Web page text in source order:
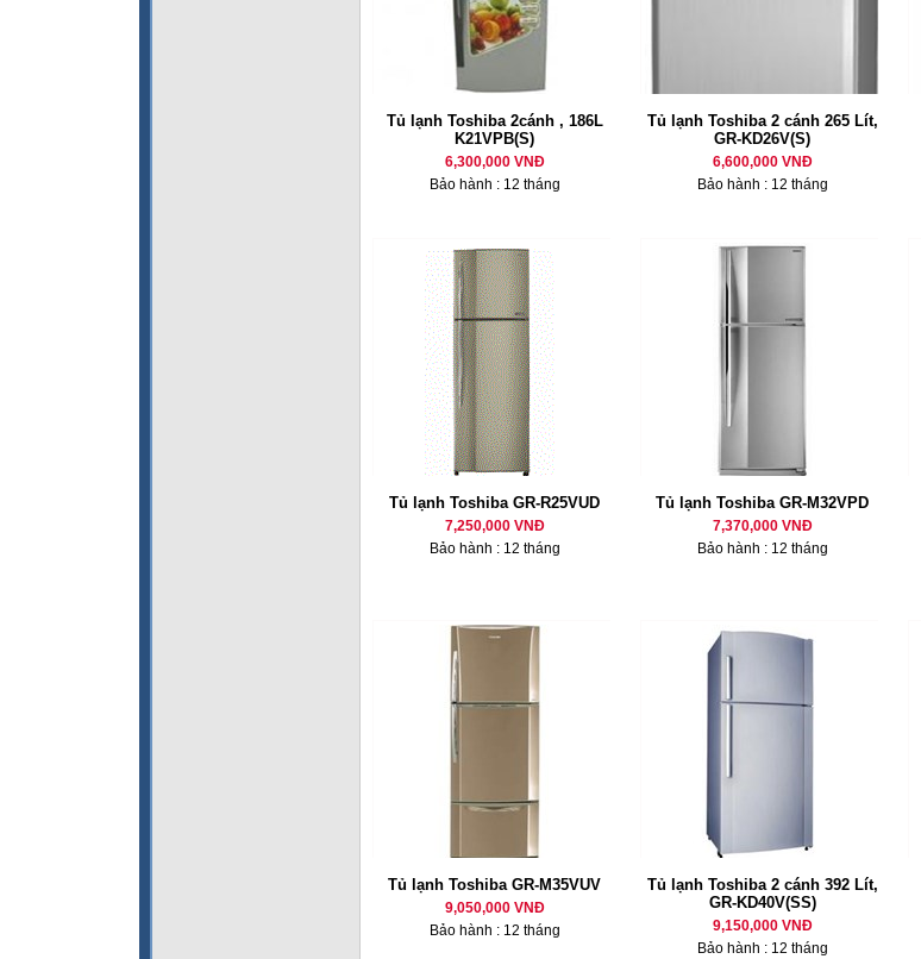
Tủ lạnh Toshiba 2cánh , 186L
K21VPB(S)
6,300,000 VNĐ
Bảo hành : 12 tháng
Tủ lạnh Toshiba 2 cánh 265 Lít,
GR-KD26V(S)
6,600,000 VNĐ
Bảo hành : 12 tháng
Tủ lạnh Toshiba GR-R25VUD
7,250,000 VNĐ
Bảo hành : 12 tháng
Tủ lạnh Toshiba GR-M32VPD
7,370,000 VNĐ
Bảo hành : 12 tháng
Tủ lạnh Toshiba GR-M35VUV
9,050,000 VNĐ
Bảo hành : 12 tháng
Tủ lạnh Toshiba 2 cánh 392 Lít,
GR-KD40V(SS)
9,150,000 VNĐ
Bảo hành : 12 tháng